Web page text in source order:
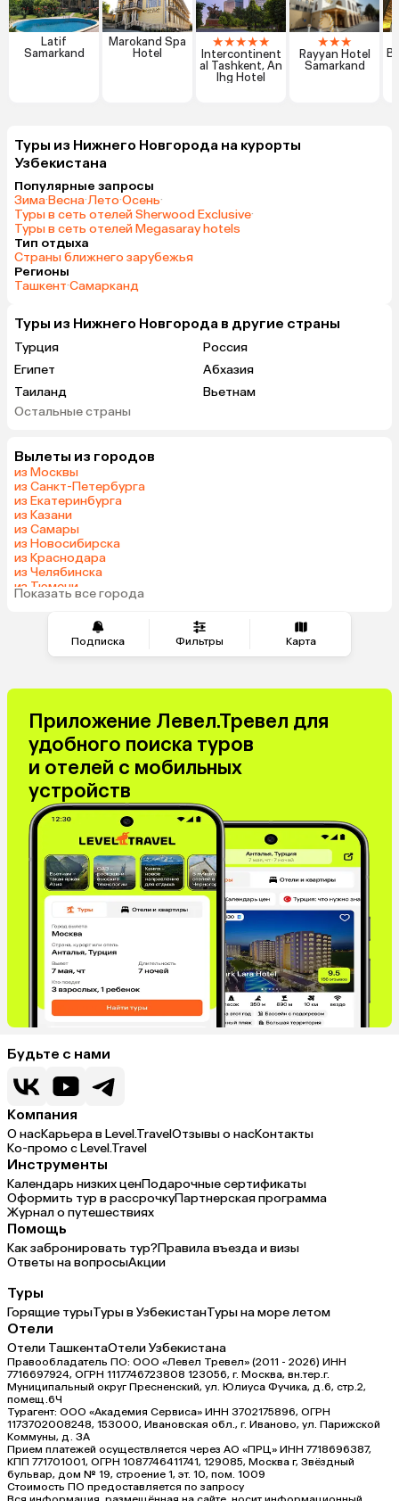
Подписка Фильтры Карта
Latif
Samarkand
Marokand Spa
Hotel
★★★★★
Intercontinent
al Tashkent, An
Ihg Hotel
★★★
Rayyan Hotel
Samarkand
Туры из Нижнего Новгорода на курорты
Узбекистана
Популярные запросы
Зима·Весна·Лето·Осень·
Туры в сеть отелей Sherwood Exclusive·
Туры в сеть отелей Megasaray hotels
Тип отдыха
Страны ближнего зарубежья
Регионы
Ташкент·Самарканд
Туры из Нижнего Новгорода в другие страны
Турция
Россия
Египет
Абхазия
Таиланд
Вьетнам
ОАЭ
Армения
Казахстан
Сербия
Киргизия
Саудовская Аравия
Венгрия
Остальные страны
Вылеты из городов
из Москвы
из Санкт-Петербурга
из Екатеринбурга
из Казани
из Самары
из Новосибирска
из Краснодара
из Челябинска
из Тюмени
из Минеральных Вод
Показать все города
Приложение Левел.Тревел для
удобного поиска туров
и отелей с мобильных
устройств
Будьте с нами
Компания
О насКарьера в Level.TravelОтзывы о насКонтакты
Ко-промо с Level.Travel
Инструменты
Календарь низких ценПодарочные сертификаты
Оформить тур в рассрочкуПартнерская программа
Журнал о путешествиях
Помощь
Как забронировать тур?Правила въезда и визы
Ответы на вопросыАкции
Туры
Горящие турыТуры в УзбекистанТуры на море летом
Отели
Отели ТашкентаОтели Узбекистана
Правообладатель ПО: ООО «Левел Тревел» (2011 - 2026) ИНН
7716697924, ОГРН 1117746723808 123056, г. Москва, вн.тер.г.
Муниципальный округ Пресненский, ул. Юлиуса Фучика, д.6, стр.2,
помещ.6Ч
Турагент: ООО «Академия Сервиса» ИНН 3702175896, ОГРН
1173702008248, 153000, Ивановская обл., г. Иваново, ул. Парижской
Коммуны, д. ЗА
Прием платежей осуществляется через АО «ПРЦ» ИНН 7718696387,
КПП 771701001, ОГРН 1087746411741, 129085, Москва г, Звёздный
бульвар, дом № 19, строение 1, эт. 10, пом. 1009
Стоимость ПО предоставляется по запросу